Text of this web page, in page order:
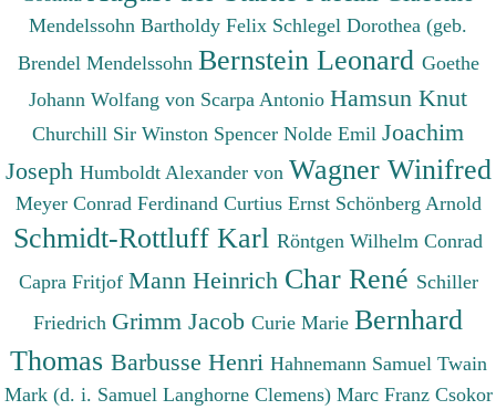
Mendelssohn Bartholdy Felix Schlegel Dorothea (geb.
Brendel Mendelssohn Bernstein Leonard Goethe
Johann Wolfang von Scarpa Antonio Hamsun Knut
Churchill Sir Winston Spencer Nolde Emil Joachim
Joseph Humboldt Alexander von Wagner Winifred
Meyer Conrad Ferdinand Curtius Ernst Schönberg Arnold
Schmidt-Rottluff Karl Röntgen Wilhelm Conrad
Capra Fritjof Mann Heinrich Char René Schiller
Friedrich Grimm Jacob Curie Marie Bernhard
Thomas Barbusse Henri Hahnemann Samuel Twain
Mark (d. i. Samuel Langhorne Clemens) Marc Franz Csokor